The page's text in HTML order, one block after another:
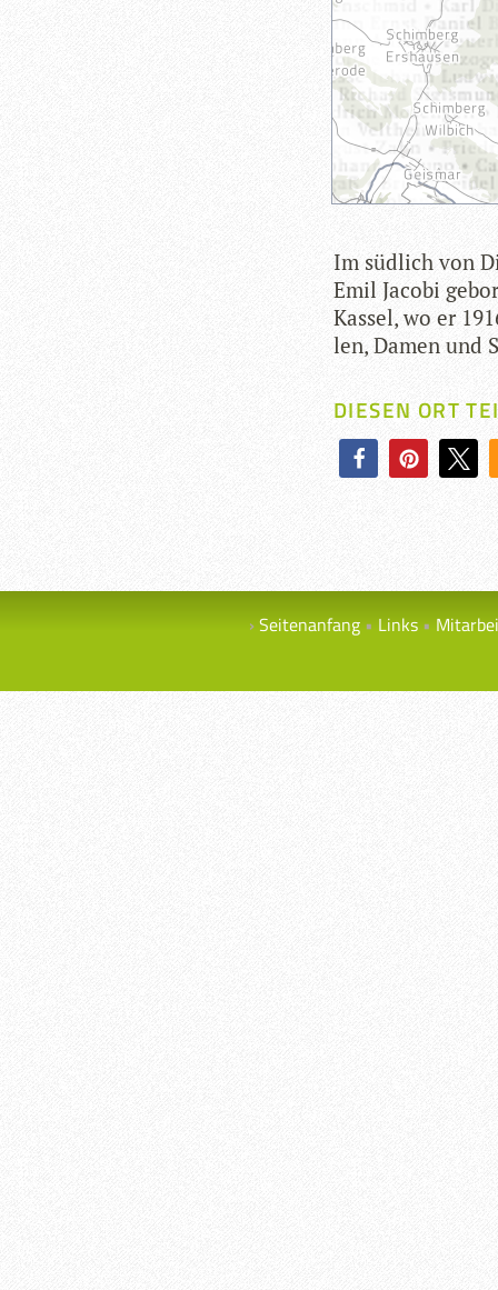
Im süd­lich von
Emil Jacobi
Kas­sel, wo er
len, Damen und
DIESEN ORT
Seitenanfang Links